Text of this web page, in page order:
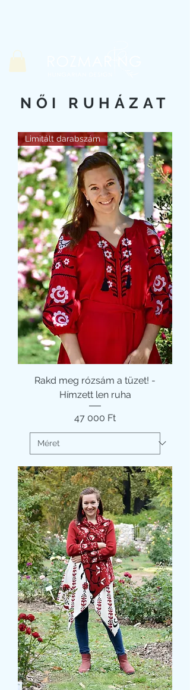
NŐI RUHÁZAT
Limitált darabszám
Rakd meg rózsám a tüzet! -
Hímzett len ruha
Ár
47 000 Ft